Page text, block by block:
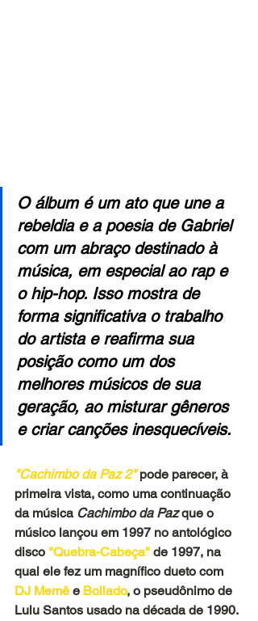
O álbum é um ato que une a
rebeldia e a poesia de Gabriel
com um abraço destinado à
música, em especial ao rap e
o hip-hop. Isso mostra de
forma significativa o trabalho
do artista e reafirma sua
posição como um dos
melhores músicos de sua
geração, ao misturar gêneros
e criar canções inesquecíveis.
"Cachimbo da Paz 2" pode parecer, à
primeira vista, como uma continuação
da música Cachimbo da Paz que o
músico lançou em 1997 no antológico
disco "Quebra-Cabeça" de 1997, na
qual ele fez um magnífico dueto com
DJ Memê e Bollado, o pseudônimo de
Lulu Santos usado na década de 1990.